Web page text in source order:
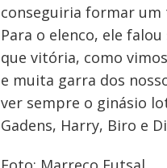
conseguiria formar um
Para o elenco, ele
que vitória, como
e muita garra dos
ver sempre o ginásio
Gadens, Harry, Biro e